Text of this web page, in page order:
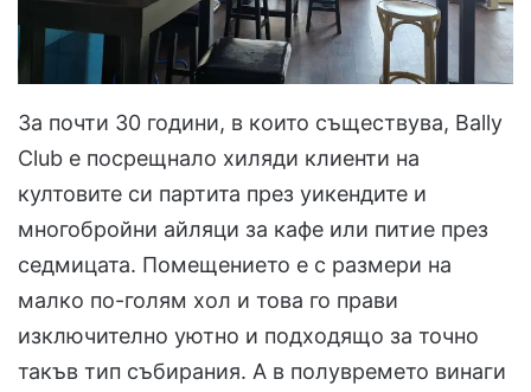
За почти 30 години, в които съществува, Bally
Club е посрещнало хиляди клиенти на
култовите си партита през уикендите и
многобройни айляци за кафе или питие през
седмицата. Помещението е с размери на
малко по-голям хол и това го прави
изключително уютно и подходящо за точно
такъв тип събирания. А в полувремето винаги